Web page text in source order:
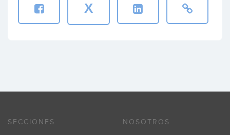
X
SECCIONES NOSOTROS